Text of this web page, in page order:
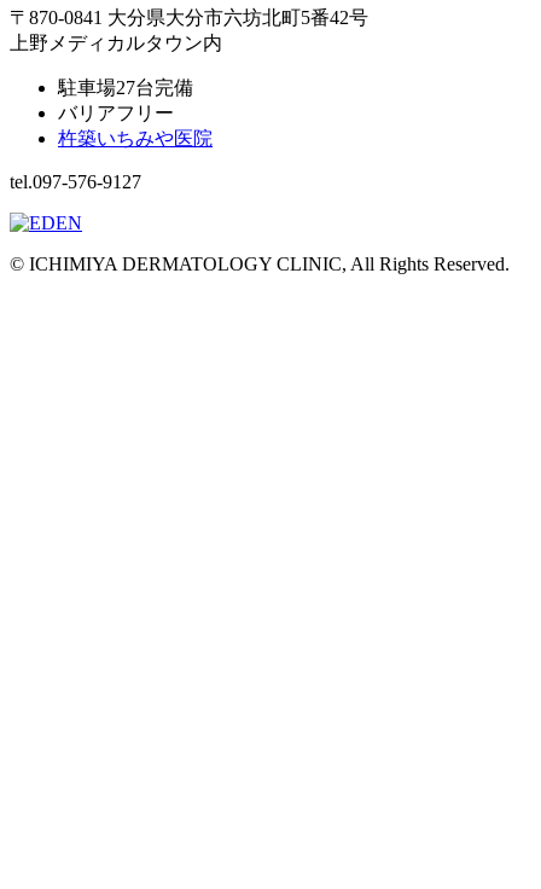
〒870-0841 大分県大分市六坊北町5番42号
上野メディカルタウン内
駐車場27台完備
バリアフリー
杵築いちみや医院
tel.097-576-9127
© ICHIMIYA DERMATOLOGY CLINIC, All Rights Reserved.